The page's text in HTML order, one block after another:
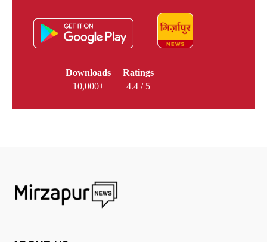
Downloads
10,000+
Ratings
4.4 / 5